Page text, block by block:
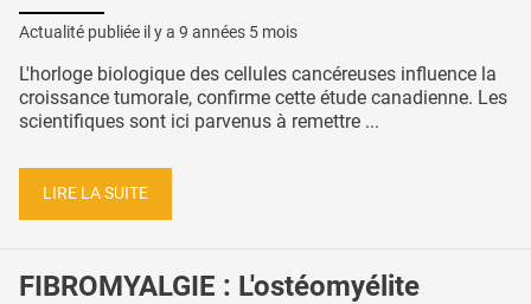
Actualité publiée il y a 9 années 5 mois
L'horloge biologique des cellules cancéreuses influence la
croissance tumorale, confirme cette étude canadienne. Les
scientifiques sont ici parvenus à remettre ...
LIRE LA SUITE
FIBROMYALGIE : L'ostéomyélite